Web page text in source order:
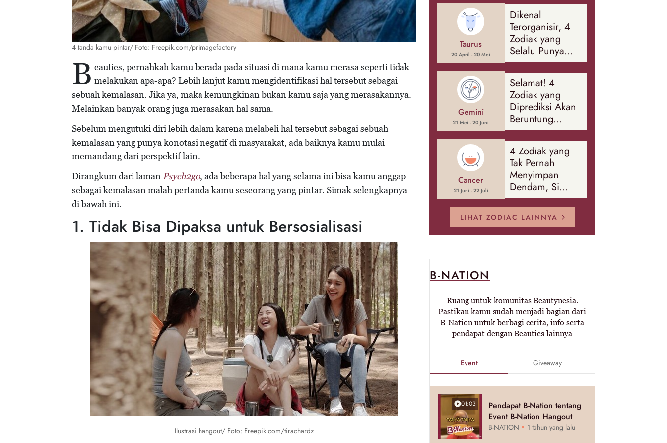
4 tanda kamu pintar/ Foto: Freepik.com/primagefactory
B eauties, pernahkah kamu berada pada situasi di mana kamu merasa seperti tidak
melakukan apa-apa? Lebih lanjut kamu mengidentifikasi hal tersebut sebagai
sebuah kemalasan. Jika ya, maka kemungkinan bukan kamu saja yang merasakannya.
Melainkan banyak orang juga merasakan hal sama.
Sebelum mengutuki diri lebih dalam karena melabeli hal tersebut sebagai sebuah
kemalasan yang punya konotasi negatif di masyarakat, ada baiknya kamu mulai
memandang dari perspektif lain.
Dirangkum dari laman Psych2go, ada beberapa hal yang selama ini bisa kamu anggap
sebagai kemalasan malah pertanda kamu seseorang yang pintar. Simak selengkapnya
di bawah ini.
1. Tidak Bisa Dipaksa untuk Bersosialisasi
Ilustrasi hangout/ Foto: Freepik.com/tirachardz
Taurus
20 April - 20 Mei
Dikenal
Terorganisir, 4
Zodiak yang
Selalu Punya
Rencana
Cadangan Soal
Banyak Hal
Gemini
21 Mei - 20 Juni
Selamat! 4
Zodiak yang
Diprediksi Akan
Beruntung
Sepanjang
Agustus 2026
Cancer
21 Juni - 22 Juli
4 Zodiak yang
Tak Pernah
Menyimpan
Dendam, Si
Paling Mudah
Memaafkan!
LIHAT ZODIAC LAINNYA
B-NATION
Ruang untuk komunitas Beautynesia.
Pastikan kamu sudah menjadi bagian dari
B-Nation untuk berbagi cerita, info serta
pendapat dengan Beauties lainnya
Event Giveaway
01:03
Pendapat B-Nation tentang
Event B-Nation Hangout
B-NATION 1 tahun yang lalu